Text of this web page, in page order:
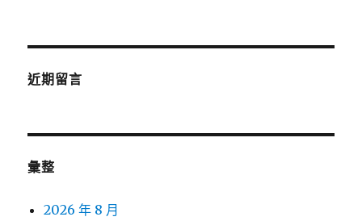
近期留言
彙整
2026 年 8 月